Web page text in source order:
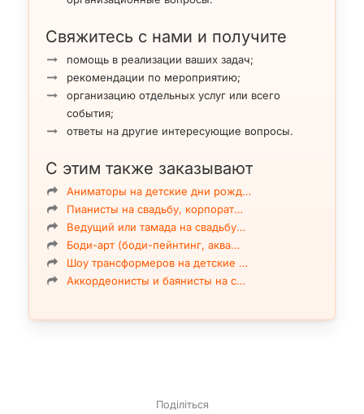
Артисты исполняютпарные и сольные номера на
воздушных полотнах, ремнях и кольцах
Для выступления необходима лебедка и техническая
подготовка площадки, поэтому с артистами
работает ассистент.
Формат относится к премиальному сегменту:
стоимость услуг воздушных гимнастов и акробатов
Можнозаказать яркие наземные акробатические
номера в исполнении дуэта — формат Adagio.
В программе используются эксклюзивные костюмы,
авторская хореография и выразительная
сценическая подача
Для каких мероприятий подходит
Выступление Артема и Марии можно включить в
бренда, свадьбы, закрытой вечеринки, сценического шоу
Свяжитесь с нами и получите
помощь в реализации ваших задач;
рекомендации по мероприятию;
организацию отдельных услуг или всего
события;
ответы на другие интересующие вопросы.
С этим также заказывают
Аниматоры на детские дни рожд…
Пианисты на свадьбу, корпорат…
Ведущий или тамада на свадьбу…
Боди-арт (боди-пейнтинг, аква…
Шоу трансформеров на детские …
Аккордеонисты и баянисты на с…
Поділіться